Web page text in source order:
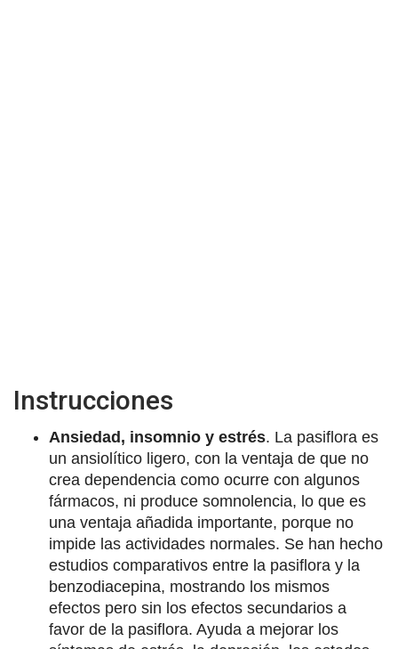
Instrucciones
Ansiedad, insomnio y estrés. La pasiflora es
un ansiolítico ligero, con la ventaja de que no
crea dependencia como ocurre con algunos
fármacos, ni produce somnolencia, lo que es
una ventaja añadida importante, porque no
impide las actividades normales. Se han hecho
estudios comparativos entre la pasiflora y la
benzodiacepina, mostrando los mismos
efectos pero sin los efectos secundarios a
favor de la pasiflora. Ayuda a mejorar los